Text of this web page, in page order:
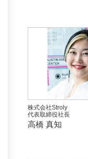
株式会社Stroly
代表取締役社長
高橋 真知